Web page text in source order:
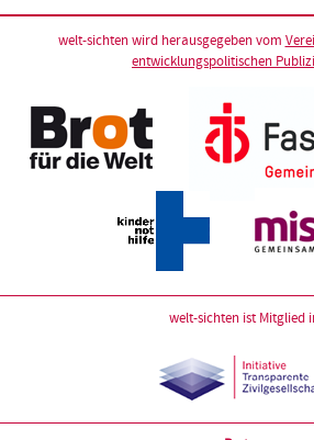
welt-sichten wird herausgegeben vom
entwicklungspolitischen
welt-sichten ist Mitglied